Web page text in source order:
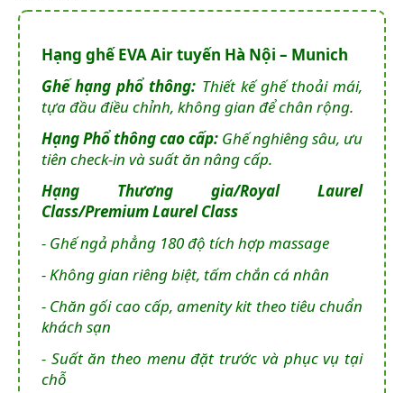
Hạng ghế EVA Air tuyến Hà Nội – Munich
Ghế hạng phổ thông: Thiết kế ghế thoải mái,
tựa đầu điều chỉnh, không gian để chân rộng.
Hạng Phổ thông cao cấp: Ghế nghiêng sâu, ưu
tiên check-in và suất ăn nâng cấp.
Hạng Thương gia/Royal Laurel
Class/Premium Laurel Class
- Ghế ngả phẳng 180 độ tích hợp massage
- Không gian riêng biệt, tấm chắn cá nhân
- Chăn gối cao cấp, amenity kit theo tiêu chuẩn
khách sạn
- Suất ăn theo menu đặt trước và phục vụ tại
chỗ